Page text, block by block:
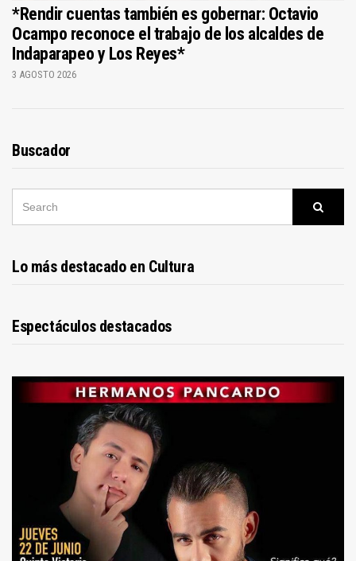
*Rendir cuentas también es gobernar: Octavio
Ocampo reconoce el trabajo de los alcaldes de
Indaparapeo y Los Reyes*
3 AGOSTO 2026
Buscador
Lo más destacado en Cultura
Espectáculos destacados